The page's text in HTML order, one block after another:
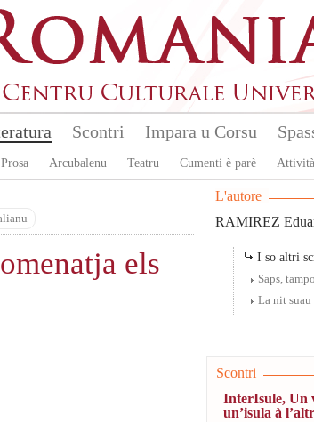
Prosa Arcubalenu Teatru Cumenti è parè
Scontri Impara u Corsu
els
L'autore
RAMIREZ
I so altri
Saps,
La nit suau
Scontri
InterIsule, Un
un’isula à